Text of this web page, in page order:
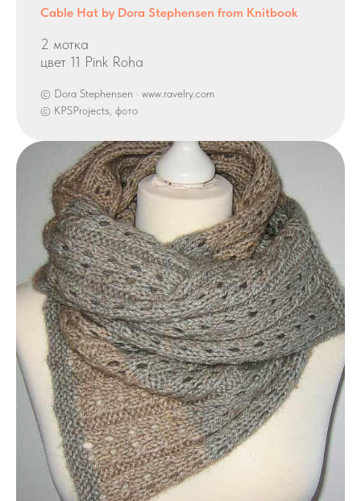
Cable Hat by Dora Stephensen from Knitbook
2 мотка
цвет 11 Pink Roha
© Dora Stephensen · www.ravelry.com
© KPSProjects, фото